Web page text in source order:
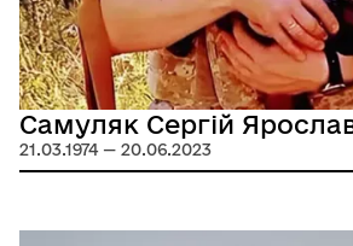
Самуляк Сергій
21.03.1974 — 20.06.2023